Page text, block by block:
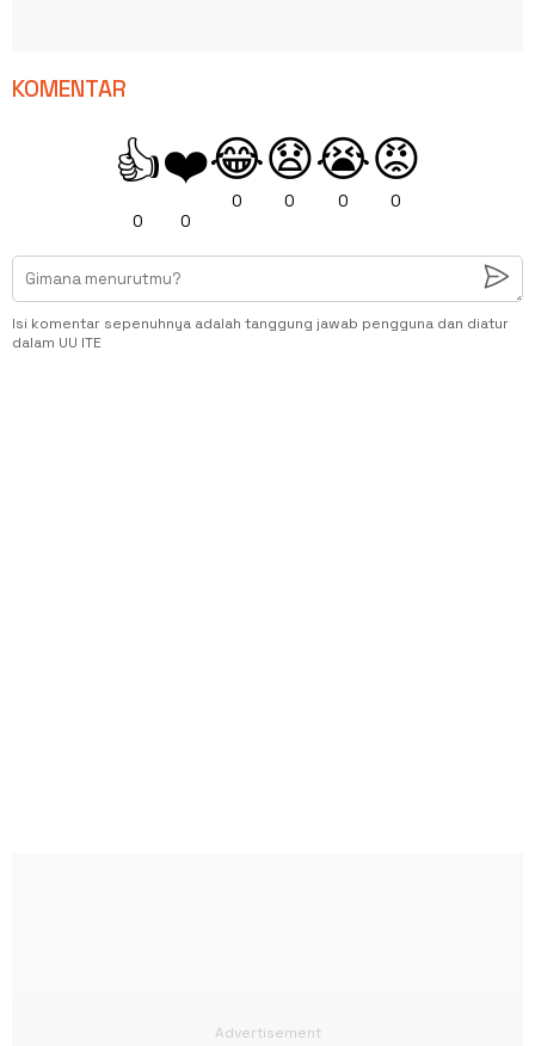
KOMENTAR
👍
0
❤️
0
😂
0
😧
0
😭
0
😡
0
Isi komentar sepenuhnya adalah tanggung jawab pengguna dan diatur
dalam UU ITE